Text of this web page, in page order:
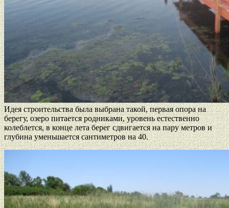
Идея строительства была выбрана такой, первая опора на
берегу, озеро питается родниками, уровень естественно
колеблется, в конце лета берег сдвигается на пару метров и
глубина уменьшается сантиметров на 40.